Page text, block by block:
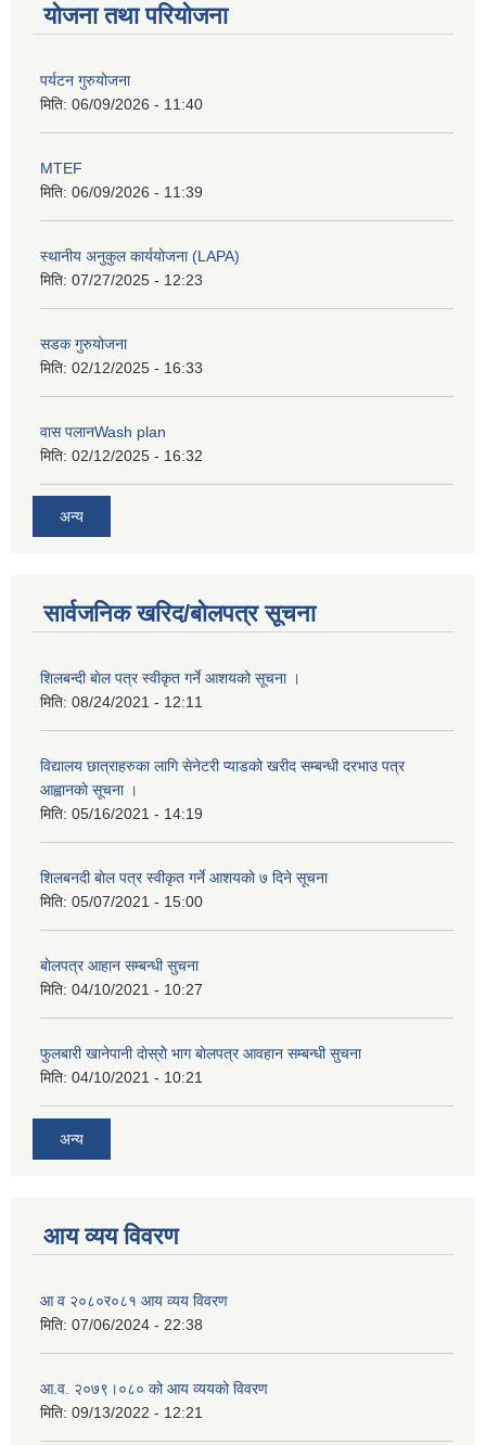
योजना तथा परियोजना
पर्यटन गुरुयोजना
मिति: 06/09/2026 - 11:40
MTEF
मिति: 06/09/2026 - 11:39
स्थानीय अनुकुल कार्ययोजना (LAPA)
मिति: 07/27/2025 - 12:23
सडक गुरुयोजना
मिति: 02/12/2025 - 16:33
वास पलानWash plan
मिति: 02/12/2025 - 16:32
अन्य
सार्वजनिक खरिद/बोलपत्र सूचना
शिलबन्दी बाेल पत्र स्वीकृत गर्ने आशयको सूचना ।
मिति: 08/24/2021 - 12:11
विद्यालय छात्राहरुका लागि सेनेटरी प्याडको खरीद सम्बन्धी दरभाउ पत्र
आह्वानकाे सूचना ।
मिति: 05/16/2021 - 14:19
शिलबनदी बाेल पत्र स्वीकृत गर्ने आशयकाे ७ दिने सूचना
मिति: 05/07/2021 - 15:00
बाेलपत्र आहान सम्बन्धी सुचना
मिति: 04/10/2021 - 10:27
फुलबारी खानेपानी दाेस्राेे भाग बाेलपत्र आवहान सम्बन्धी सुचना
मिति: 04/10/2021 - 10:21
अन्य
आय व्यय विवरण
आ व २०८०र०८१ आय व्यय विवरण
मिति: 07/06/2024 - 22:38
आ.व. २०७९।०८० को आय व्ययको विवरण
मिति: 09/13/2022 - 12:21